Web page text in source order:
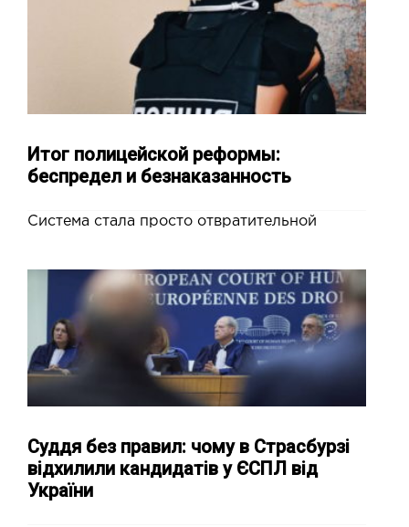
Итог полицейской реформы:
беспредел и безнаказанность
Система стала просто отвратительной
Суддя без правил: чому в Страсбурзі
відхилили кандидатів у ЄСПЛ від
України